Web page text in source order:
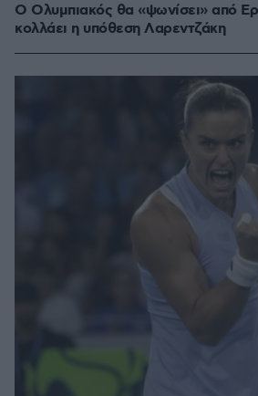
Ο Ολυμπιακός θα «ψωνίσει» από
κολλάει η υπόθεση Λαρεντζάκη